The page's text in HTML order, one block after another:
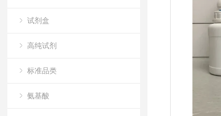
试剂盒
高纯试剂
标准品类
氨基酸